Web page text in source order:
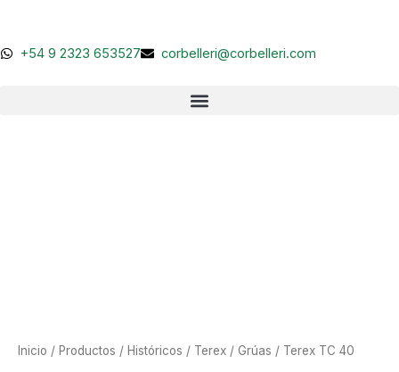
contenido
+54 9 2323 653527 corbelleri@corbelleri.com
Inicio / Productos / Históricos / Terex / Grúas / Terex TC 40